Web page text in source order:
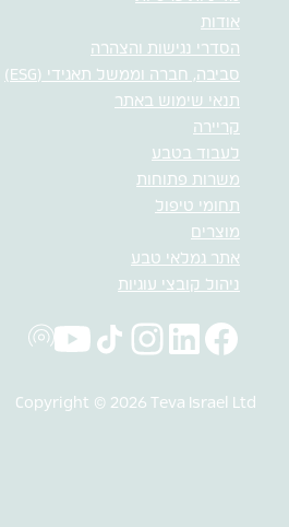
אודות
הסדרי נגישות והצהרה
סביבה, חברה וממשל תאגידי (ESG)
תנאי שימוש באתר
קריירה
לעבוד בטבע
משרות פתוחות
תחומי טיפול
מוצרים
אתר גמלאי טבע
ניהול קובצי עוגיות
Copyright © 2026 Teva Israel Ltd